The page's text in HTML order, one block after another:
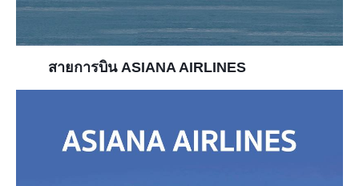
สายการบิน ASIANA AIRLINES